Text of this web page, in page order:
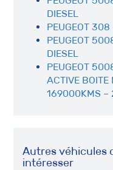
DIESEL
PEUGEOT
PEUGEOT
DIESEL
PEUGEOT
ACTIVE BOITE
169000KMS –
Autres véhicules
intéresser